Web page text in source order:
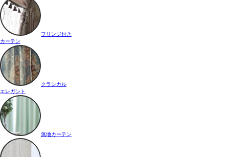
フリンジ付き
カーテン
クラシカル
エレガント
無地カーテン